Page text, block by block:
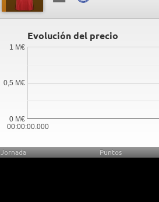
Evolución del precio
00:00:00.000
0 M€
0,5 M€
1 M€
Jornada Puntos